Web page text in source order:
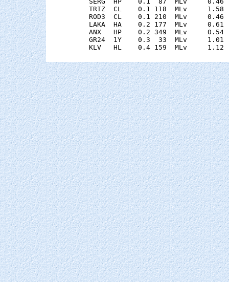
TRIZ  CL    0.1 118  MLv
ROD3  CL    0.1 210  MLv
LAKA  HA    0.2 177  MLv
ANX   HP    0.2 349  MLv
GR24  1Y    0.3  33  MLv
KLV   HL    0.4 159  MLv